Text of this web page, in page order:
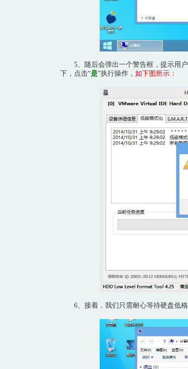
5、随后会弹出一个警告框，提示用户
下，点击“是”执行操作， 如下图所示：
6、接着，我们只需耐心等待硬盘低格